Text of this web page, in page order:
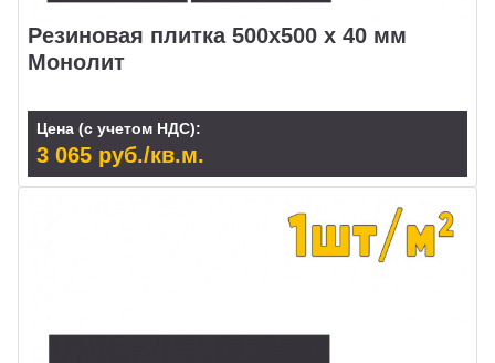
Резиновая плитка 500x500 х 40 мм
Монолит
Цена (с учетом НДС):
3 065 руб./кв.м.